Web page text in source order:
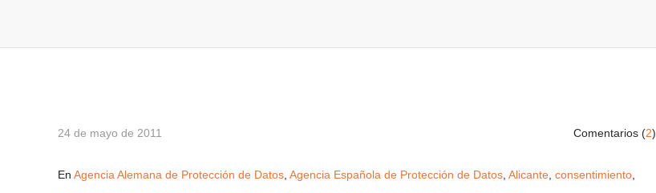
24 de mayo de 2011 Comentarios (2)
En Agencia Alemana de Protección de Datos Agencia Española de Protección de Datos Alicante consentimiento